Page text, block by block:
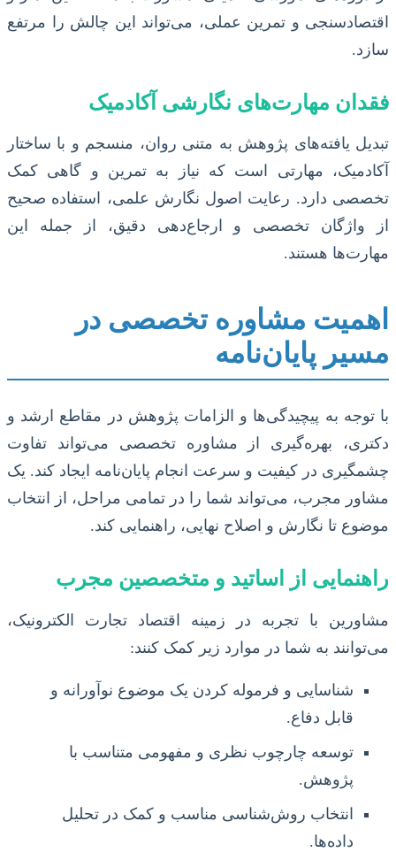
اقتصادسنجی و تمرین عملی، می‌تواند این چالش را مرتفع
سازد.
فقدان مهارت‌های نگارشی آکادمیک
تبدیل یافته‌های پژوهش به متنی روان، منسجم و با ساختار
آکادمیک، مهارتی است که نیاز به تمرین و گاهی کمک
تخصصی دارد. رعایت اصول نگارش علمی، استفاده صحیح
از واژگان تخصصی و ارجاع‌دهی دقیق، از جمله این
مهارت‌ها هستند.
اهمیت مشاوره تخصصی در
مسیر پایان‌نامه
با توجه به پیچیدگی‌ها و الزامات پژوهش در مقاطع ارشد و
دکتری، بهره‌گیری از مشاوره تخصصی می‌تواند تفاوت
چشمگیری در کیفیت و سرعت انجام پایان‌نامه ایجاد کند. یک
مشاور مجرب، می‌تواند شما را در تمامی مراحل، از انتخاب
موضوع تا نگارش و اصلاح نهایی، راهنمایی کند.
راهنمایی از اساتید و متخصصین مجرب
مشاورین با تجربه در زمینه اقتصاد تجارت الکترونیک،
می‌توانند به شما در موارد زیر کمک کنند:
شناسایی و فرموله کردن یک موضوع نوآورانه و
قابل دفاع.
توسعه چارچوب نظری و مفهومی متناسب با
پژوهش.
انتخاب روش‌شناسی مناسب و کمک در تحلیل
داده‌ها.